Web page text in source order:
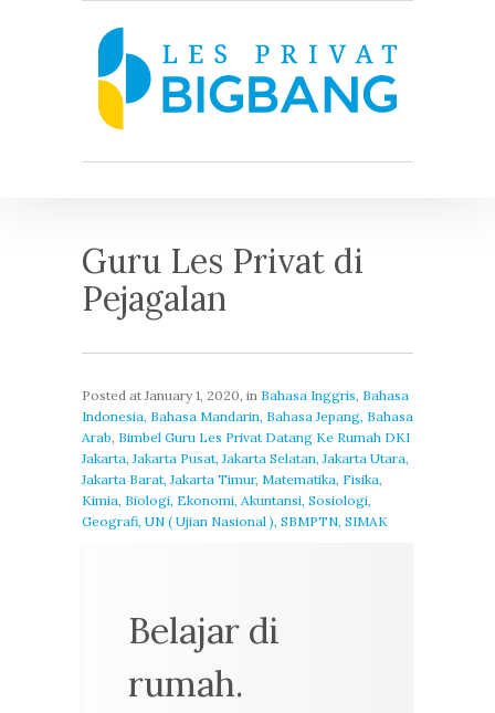
Guru Les Privat di
Pejagalan
Posted atJanuary 1, 2020, in Bahasa Inggris, Bahasa
Indonesia, Bahasa Mandarin, Bahasa Jepang, Bahasa
Arab, Bimbel Guru Les Privat Datang Ke Rumah DKI
Jakarta, Jakarta Pusat, Jakarta Selatan, Jakarta Utara,
Jakarta Barat, Jakarta Timur, Matematika, Fisika,
Kimia, Biologi, Ekonomi, Akuntansi, Sosiologi,
Geografi, UN ( Ujian Nasional ), SBMPTN, SIMAK
Belajar di
rumah.